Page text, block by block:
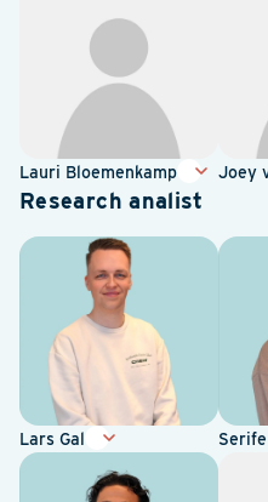
Lauri Bloemenkamp Joey
Research analist
Lars Gal